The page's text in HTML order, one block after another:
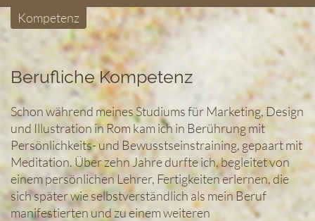
Kompetenz
Berufliche Kompetenz
Schon während meines Studiums für Marketing, Design
und Illustration in Rom kam ich in Berührung mit
Persönlichkeits- und Bewusstseinstraining, gepaart mit
Meditation. Über zehn Jahre durfte ich, begleitet von
einem persönlichen Lehrer, Fertigkeiten erlernen, die
sich später wie selbstverständlich als mein Beruf
manifestierten und zu einem weiteren